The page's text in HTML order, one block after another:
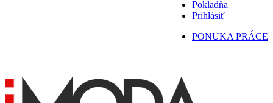
Pokladňa
Prihlásiť
PONUKA PRÁCE